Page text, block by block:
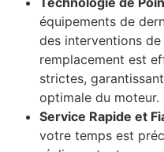
équipements de
des interventions
remplacement est
strictes,
optimale du moteur.
Service Rapide et
votre temps est